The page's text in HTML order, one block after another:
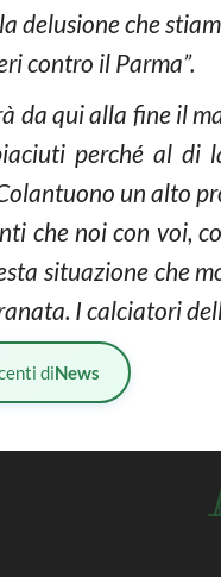
delusione che
contro il Parma”.
da qui alla fine il
perché al di
un alto
che noi con voi,
situazione che
I calciatori
diNews